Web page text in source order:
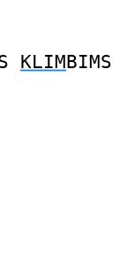
KLIMBIMS